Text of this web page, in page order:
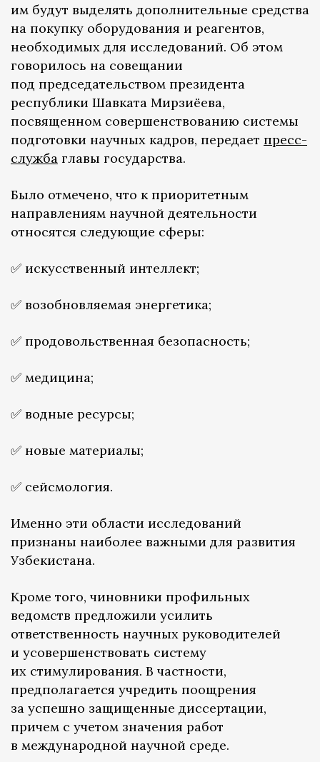
им будут выделять дополнительные средства
на покупку оборудования и реагентов,
необходимых для исследований. Об этом
говорилось на совещании
под председательством президента
республики Шавката Мирзиёева,
посвященном совершенствованию системы
подготовки научных кадров, передает пресс-
служба главы государства.
Было отмечено, что к приоритетным
направлениям научной деятельности
относятся следующие сферы:
✅ искусственный интеллект;
✅ возобновляемая энергетика;
✅ продовольственная безопасность;
✅ медицина;
✅ водные ресурсы;
✅ новые материалы;
✅ сейсмология.
Именно эти области исследований
признаны наиболее важными для развития
Узбекистана.
Кроме того, чиновники профильных
ведомств предложили усилить
ответственность научных руководителей
и усовершенствовать систему
их стимулирования. В частности,
предполагается учредить поощрения
за успешно защищенные диссертации,
причем с учетом значения работ
в международной научной среде.